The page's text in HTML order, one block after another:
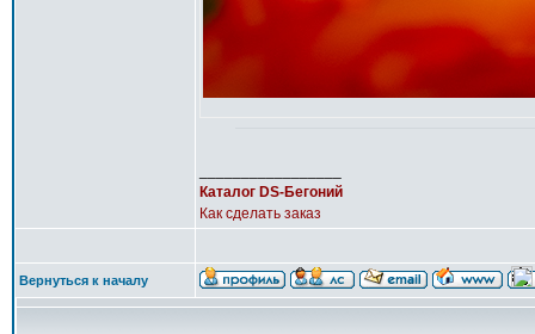
Каталог DS-Бегоний
Как сделать заказ
Вернуться к началу